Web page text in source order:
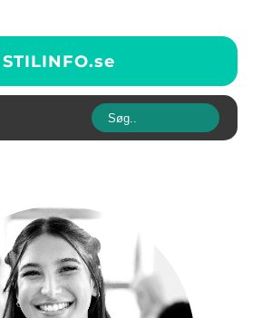
STILINFO.se